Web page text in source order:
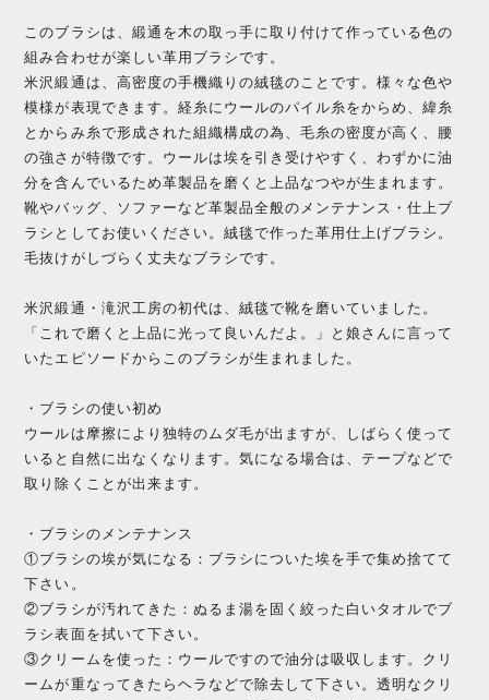
このブラシは、緞通を木の取っ手に取り付けて作っている色の
組み合わせが楽しい革用ブラシです。
米沢緞通は、高密度の手機織りの絨毯のことです。様々な色や
模様が表現できます。経糸にウールのパイル糸をからめ、緯糸
とからみ糸で形成された組織構成の為、毛糸の密度が高く、腰
の強さが特徴です。ウールは埃を引き受けやすく、わずかに油
分を含んでいるため革製品を磨くと上品なつやが生まれます。
靴やバッグ、ソファーなど革製品全般のメンテナンス・仕上ブ
ラシとしてお使いください。絨毯で作った革用仕上げブラシ。
毛抜けがしづらく丈夫なブラシです。
米沢緞通・滝沢工房の初代は、絨毯で靴を磨いていました。
「これで磨くと上品に光って良いんだよ。」と娘さんに言って
いたエピソードからこのブラシが生まれました。
・ブラシの使い初め
ウールは摩擦により独特のムダ毛が出ますが、しばらく使って
いると自然に出なくなります。気になる場合は、テープなどで
取り除くことが出来ます。
・ブラシのメンテナンス
①ブラシの埃が気になる：ブラシについた埃を手で集め捨てて
下さい。
②ブラシが汚れてきた：ぬるま湯を固く絞った白いタオルでブ
ラシ表面を拭いて下さい。
③クリームを使った：ウールですので油分は吸収します。クリ
ームが重なってきたらヘラなどで除去して下さい。透明なクリ